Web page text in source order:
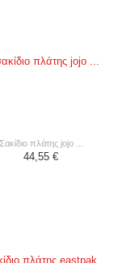
σακίδιο πλάτης jojo ...
44,55 €